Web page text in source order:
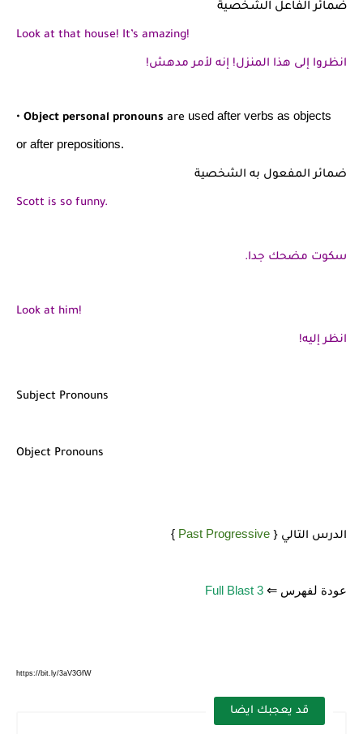
ضمائر الفاعل الشخصية
Look at that house! It’s amazing!
انظروا إلى هذا المنزل! إنه لأمر مدهش!
• Object personal pronouns are used after verbs as objects
or after prepositions.
ضمائر المفعول به الشخصية
Scott is so funny.
سكوت مضحك جدا.
Look at him!
انظر إليه!
Subject Pronouns
Object Pronouns
الدرس التالي { Past Progressive
}
عودة لفهرس ⇐
Full Blast 3
https://bit.ly/3aV3GfW
قد يعجبك ايضا